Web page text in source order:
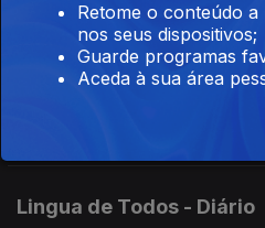
Lingua de Todos - Diário
Lingua de Todos - Diário
Retome o conteúdo
nos seus dispositivos;
Guarde programas
Aceda à sua área